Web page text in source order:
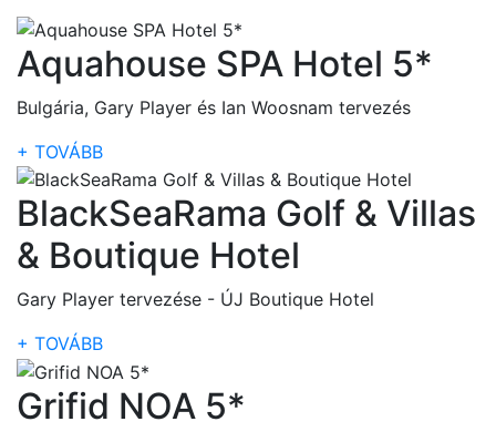
Aquahouse SPA Hotel 5*
Bulgária, Gary Player és Ian Woosnam tervezés
+ TOVÁBB
BlackSeaRama Golf & Villas
& Boutique Hotel
Gary Player tervezése - ÚJ Boutique Hotel
+ TOVÁBB
Grifid NOA 5*